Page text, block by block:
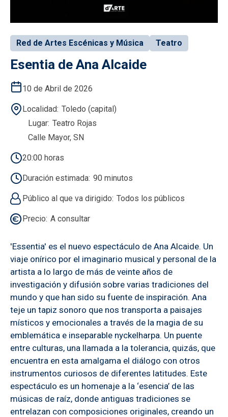
Red de Artes Escénicas y Música Teatro
Esentia de Ana Alcaide
10 de Abril de 2026
Localidad Toledo (capital)
Lugar Teatro Rojas
Calle Mayor, SN
20:00 horas
Duración estimada 90 minutos
Público al que va dirigido Todos los públicos
Precio A consultar
'Essentia' es el nuevo espectáculo de Ana Alcaide. Un
viaje onírico por el imaginario musical y personal de la
artista a lo largo de más de veinte años de
investigación y difusión sobre varias tradiciones del
mundo y que han sido su fuente de inspiración. Ana
teje un tapiz sonoro que nos transporta a paisajes
místicos y emocionales a través de la magia de su
emblemática e inseparable nyckelharpa. Un puente
entre culturas, una llamada a la tolerancia, quizás, que
encuentra en esta amalgama el diálogo con otros
instrumentos curiosos de diferentes latitudes. Este
espectáculo es un homenaje a la ‘esencia’ de las
músicas de raíz, donde antiguas tradiciones se
entrelazan con composiciones originales, creando un